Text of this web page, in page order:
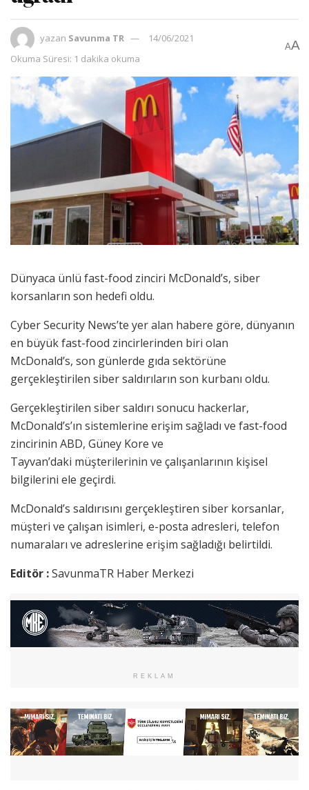
yazan Savunma TR
14/06/2021
Okuma Süresi: 1 dakika okuma
AA
Dünyaca ünlü fast-food zinciri McDonald’s, siber
korsanların son hedefi oldu.
Cyber Security News’te yer alan habere göre, dünyanın
en büyük fast-food zincirlerinden biri olan
McDonald’s, son günlerde gıda sektörüne
gerçekleştirilen siber saldırıların son kurbanı oldu.
Gerçekleştirilen siber saldırı sonucu hackerlar,
McDonald’s’ın sistemlerine erişim sağladı ve fast-food
zincirinin ABD, Güney Kore ve
Tayvan’daki müşterilerinin ve çalışanlarının kişisel
bilgilerini ele geçirdi.
McDonald’s saldırısını gerçekleştiren siber korsanlar,
müşteri ve çalışan isimleri, e-posta adresleri, telefon
numaraları ve adreslerine erişim sağladığı belirtildi.
Editör :SavunmaTR Haber Merkezi
REKLAM